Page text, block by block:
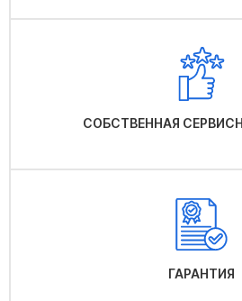
СОБСТВЕННАЯ
ГАРАНТИЯ